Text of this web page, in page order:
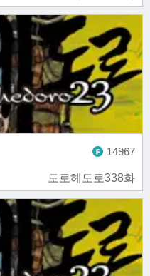
도로헤도로338화
14967